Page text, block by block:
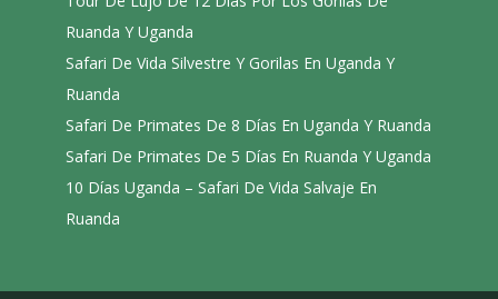
Ruanda Y Uganda
Safari De Vida Silvestre Y Gorilas En Uganda Y
Ruanda
Safari De Primates De 8 Días En Uganda Y Ruanda
Safari De Primates De 5 Días En Ruanda Y Uganda
10 Días Uganda – Safari De Vida Salvaje En
Ruanda